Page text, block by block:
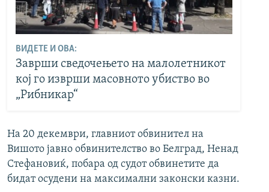
ВИДЕТЕ И ОВА:
Заврши сведочењето на малолетникот
кој го изврши масовното убиство во
„Рибникар“
На 20 декември, главниот обвинител на
Вишото јавно обвинителство во Белград, Ненад
Стефановиќ, побара од судот обвинетите да
бидат осудени на максимални законски казни.